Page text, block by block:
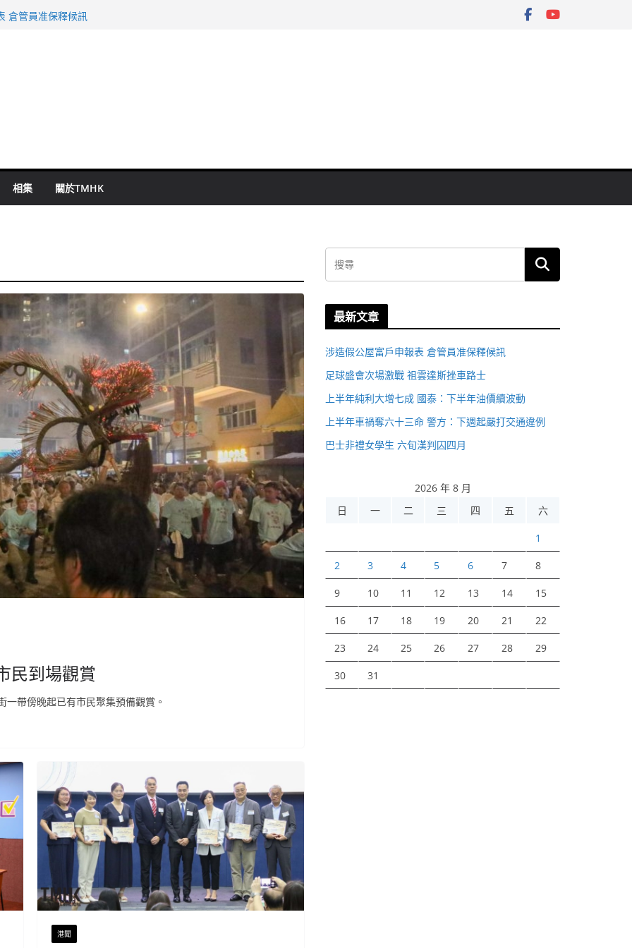
判囚四月
相集 關於TMHK
民到場觀賞
帶傍晚起已有市民聚集預備觀賞。
港聞
最新文章
涉造假公屋富戶申報表 倉管員准保釋候訊
足球盛會次場激戰 祖雲達斯挫車路士
上半年純利大增七成 國泰：下半年油價續波動
上半年車禍奪六十三命 警方：下週起嚴打交通違例
巴士非禮女學生 六旬漢判囚四月
2026 年 8 月
日
一 二 三 四 五 六
1
2 3 4 5 6 7 8
9 10 11 12 13 14 15
16 17 18 19 20 21 22
23 24 25 26 27 28 29
30 31